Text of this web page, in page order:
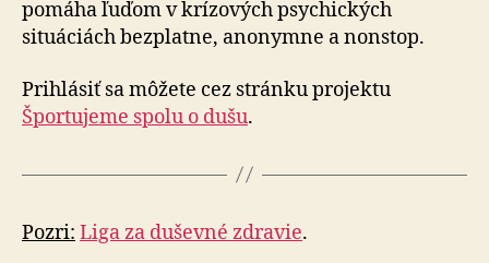
pomáha ľuďom v krízových psychických
situáciách bezplatne, anonymne a nonstop.
Prihlásiť sa môžete cez stránku projektu
Športujeme spolu o dušu.
Pozri: Liga za duševné zdravie.